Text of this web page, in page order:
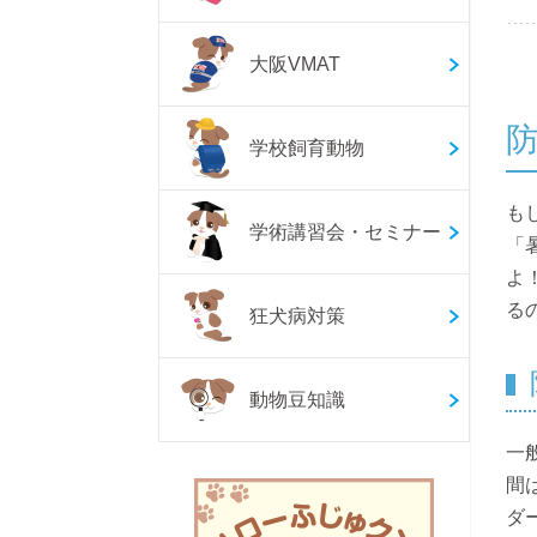
大阪VMAT
学校飼育動物
学術講習会・セミナー
狂犬病対策
動物豆知識
も
よ
る
一
間
ダ